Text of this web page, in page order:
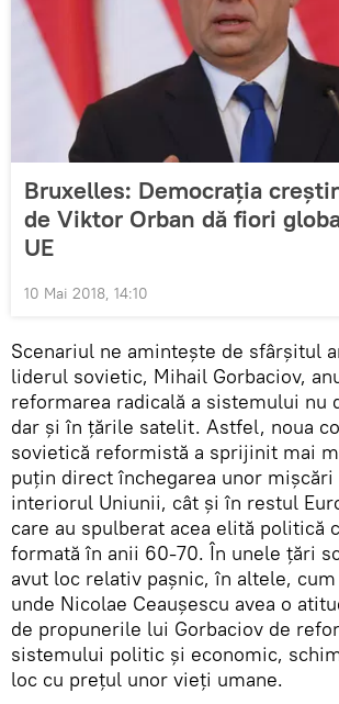
Bruxelles: Democrația
de Viktor Orban dă fiori
UE
10 Mai 2018, 14:10
Scenariul ne amintește de sfârșitul
liderul sovietic, Mihail Gorbaciov,
reformarea radicală a sistemului nu
dar și în țările satelit. Astfel, noua
sovietică reformistă a sprijinit mai
puțin direct închegarea unor
interiorul Uniunii, cât și în restul
care au spulberat acea elită politică
formată în anii 60-70. În unele țări
avut loc relativ pașnic, în altele,
unde Nicolae Ceaușescu avea o
de propunerile lui Gorbaciov de
sistemului politic și economic,
loc cu prețul unor vieți umane.